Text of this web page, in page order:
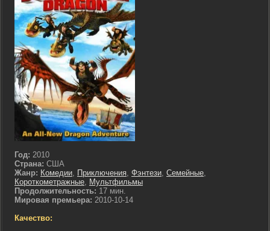
Год: 2010
Страна: США
Жанр: Комедии, Приключения, Фэнтези, Семейные,
Короткометражные, Мультфильмы
Продолжительность: 17 мин.
Мировая премьера: 2010-10-14
Качество: